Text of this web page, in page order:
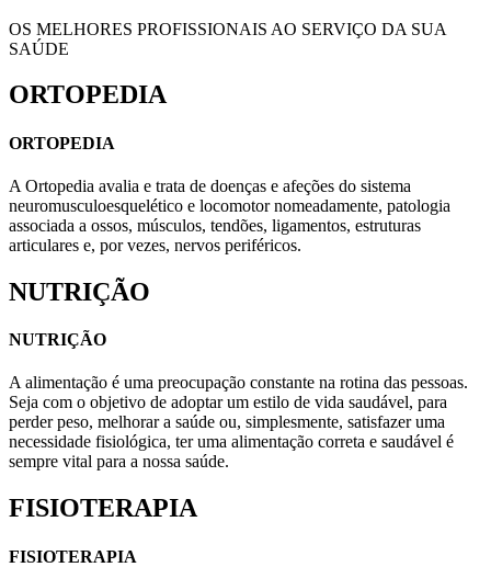
OS MELHORES PROFISSIONAIS AO SERVIÇO DA SUA
SAÚDE
ORTOPEDIA
ORTOPEDIA
A Ortopedia avalia e trata de doenças e afeções do sistema
neuromusculoesquelético e locomotor nomeadamente, patologia
associada a ossos, músculos, tendões, ligamentos, estruturas
articulares e, por vezes, nervos periféricos.
NUTRIÇÃO
NUTRIÇÃO
A alimentação é uma preocupação constante na rotina das pessoas.
Seja com o objetivo de adoptar um estilo de vida saudável, para
perder peso, melhorar a saúde ou, simplesmente, satisfazer uma
necessidade fisiológica, ter uma alimentação correta e saudável é
sempre vital para a nossa saúde.
FISIOTERAPIA
FISIOTERAPIA